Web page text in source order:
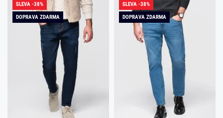
SLEVA -38%
DOPRAVA ZDARMA
SLEVA -38%
DOPRAVA ZDARMA